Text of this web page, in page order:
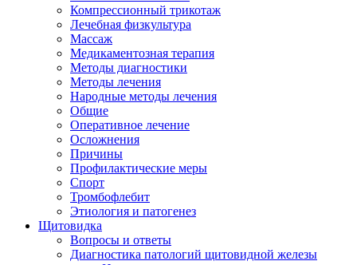
Компрессионный трикотаж
Лечебная физкультура
Массаж
Медикаментозная терапия
Методы диагностики
Методы лечения
Народные методы лечения
Общие
Оперативное лечение
Осложнения
Причины
Профилактические меры
Спорт
Тромбофлебит
Этиология и патогенез
Щитовидка
Вопросы и ответы
Диагностика патологий щитовидной железы